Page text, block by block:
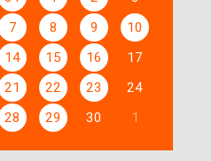
7 8 9
10
14 15 16
17
21 22 23
24
28 29 30 1